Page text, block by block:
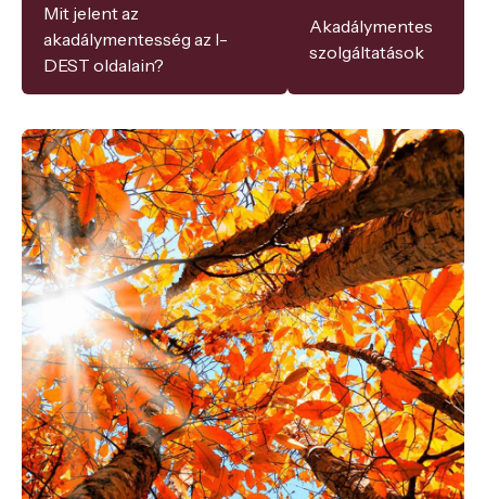
Mit jelent az
akadálymentesség az I-
DEST oldalain?
Akadálymentes
szolgáltatások